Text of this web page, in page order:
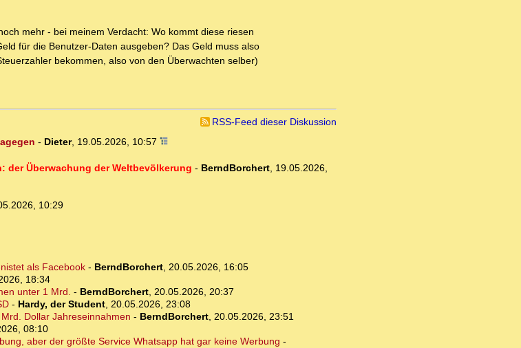
mehr - bei meinem Verdacht: Wo kommt diese riesen
für die Benutzer-Daten ausgeben? Das Geld muss also
bekommen, also von den Überwachten selber)
RSS-Feed dieser Diskussion
- Dieter, 19.05.2026, 10:57
der Überwachung der Weltbevölkerung - BerndBorchert, 19.05.2026,
10:29
als Facebook- BerndBorchert, 20.05.2026, 16:05
18:34
unter 1 Mrd. - BerndBorchert, 20.05.2026, 20:37
- Hardy, der Student, 20.05.2026, 23:08
Dollar Jahreseinnahmen - BerndBorchert, 20.05.2026, 23:51
08:10
aber der größte Service Whatsapp hat gar keine Werbung -